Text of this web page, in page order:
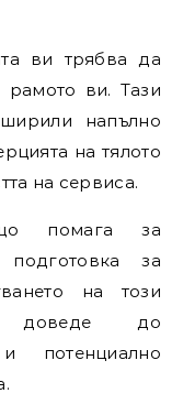
ви трябва да
ви. Тази
напълно
на тялото
на сервиса.
помага за
за
на този
доведе до
потенциално